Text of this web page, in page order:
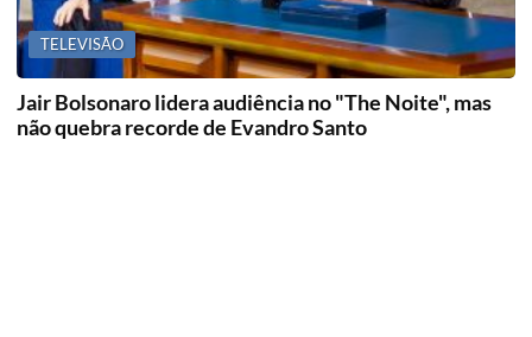
TELEVISÃO
Jair Bolsonaro lidera audiência no "The Noite", mas
não quebra recorde de Evandro Santo